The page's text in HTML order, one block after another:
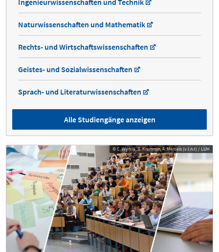
Naturwissenschaften und Mathematik
Rechts- und Wirtschaftswissenschaften
Geistes- und Sozialwissenschaften
Sprach- und Literaturwissenschaften
Alle Studiengänge anzeigen
© C. Wyrwa, B. Kremmin, A. Merokis (v.l.n.r.) / LUH